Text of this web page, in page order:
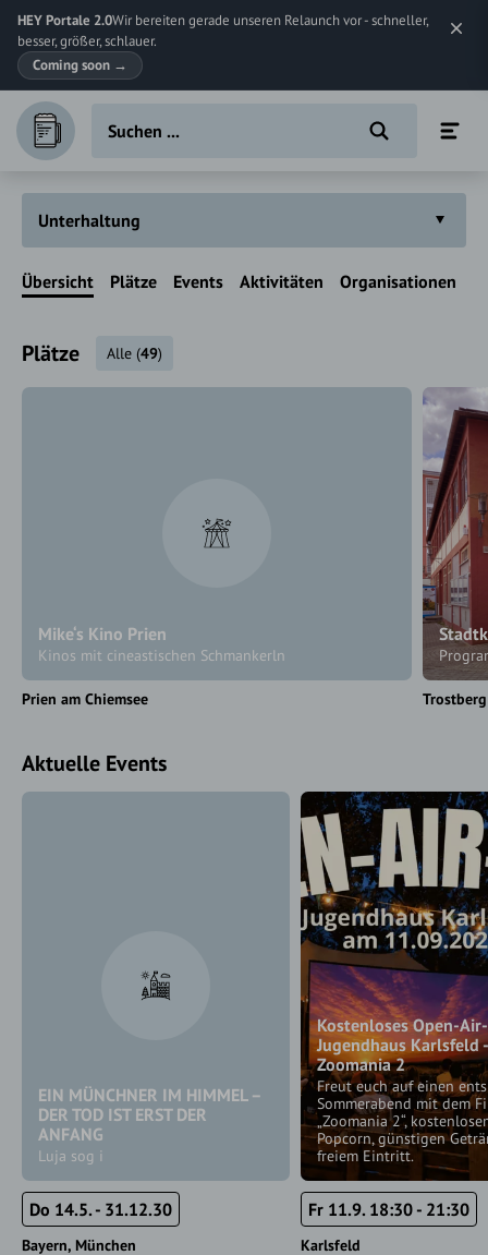
HEY Portale 2.0Wir bereiten gerade unseren Relaunch vor - schneller,
besser, größer, schlauer.
Coming soon →
Unterhaltung
Übersicht Plätze Events Aktivitäten Organisationen
Plätze Alle (49)
Mike‘s Kino Prien
Kinos mit cineastischen Schmankerln
Prien am Chiemsee Trostberg
Aktuelle Events
EIN MÜNCHNER IM HIMMEL –
DER TOD IST ERST DER
ANFANG
Luja sog i
Do 14.5. - 31.12.30
Bayern München
Kostenloses Open-
Jugendhaus Karlsfeld -
Zoomania 2
Freut euch auf einen
Sommerabend mit dem
„Zoomania 2“,
Popcorn, günstigen
freiem Eintritt.
Fr 11.9. 18:30 - 21:30
Karlsfeld